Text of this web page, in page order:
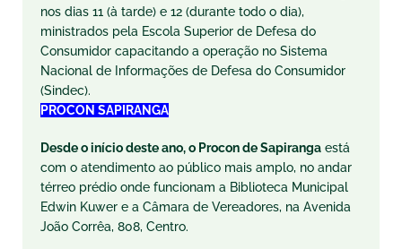
nos dias 11 (à tarde) e 12 (durante todo o dia),
ministrados pela Escola Superior de Defesa do
Consumidor capacitando a operação no Sistema
Nacional de Informações de Defesa do Consumidor
(Sindec).
PROCON SAPIRANGA
Desde o início deste ano, o Procon de Sapiranga está
com o atendimento ao público mais amplo, no andar
térreo prédio onde funcionam a Biblioteca Municipal
Edwin Kuwer e a Câmara de Vereadores, na Avenida
João Corrêa, 808, Centro.